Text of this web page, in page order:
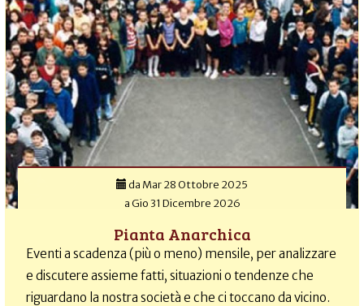
da Mar 28 Ottobre 2025
aGio 31 Dicembre 2026
Pianta Anarchica
Eventi a scadenza (più o meno) mensile, per analizzare
e discutere assieme fatti, situazioni o tendenze che
riguardano la nostra società e che ci toccano da vicino.